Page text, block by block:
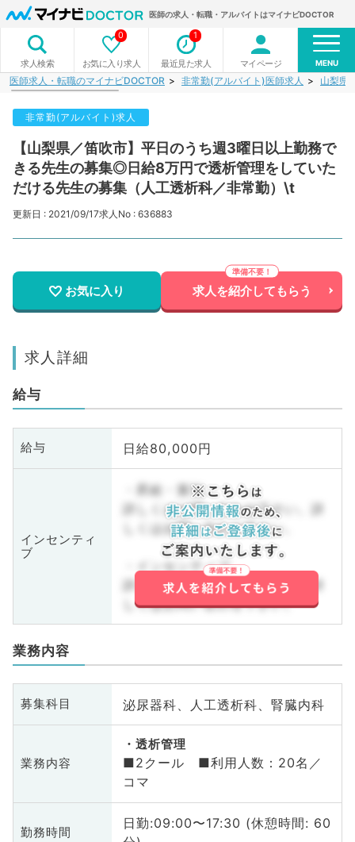
医師の求人・転職・アルバイトはマイナビDOCTOR
求人検索 お気に入り求人
0
最近見た求人
1
マイページ MENU
医師求人・転職のマイナビDOCTOR 非常勤(アルバイト)医師求人 山梨県
非常勤(アルバイト)求人
【山梨県／笛吹市】平日のうち週3曜日以上勤務で
きる先生の募集◎日給8万円で透析管理をしていた
だける先生の募集（人工透析科／非常勤）\t
更新日 : 2021/09/17求人No : 636883
お気に入り 求人を紹介してもらう
求人詳細
給与
給与 日給80,000円
インセンティ
ブ
・昇給・賞与
詳しくはお問い合わせ下さい。詳
しくはお問い合わせ下さい。
・インセンティブ
詳しくはお問い合わせ下さい。詳
しくはお問い合わせ下さい。
業務内容
募集科目 泌尿器科、人工透析科、腎臓内科
業務内容
透析管理
■2クール ■利用人数：20名／
コマ
勤務時間
日勤:09:00〜17:30 (休憩時間: 60